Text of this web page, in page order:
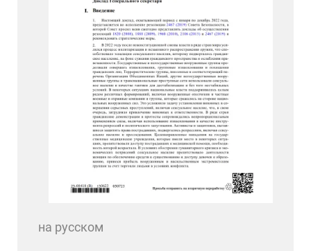
на русском